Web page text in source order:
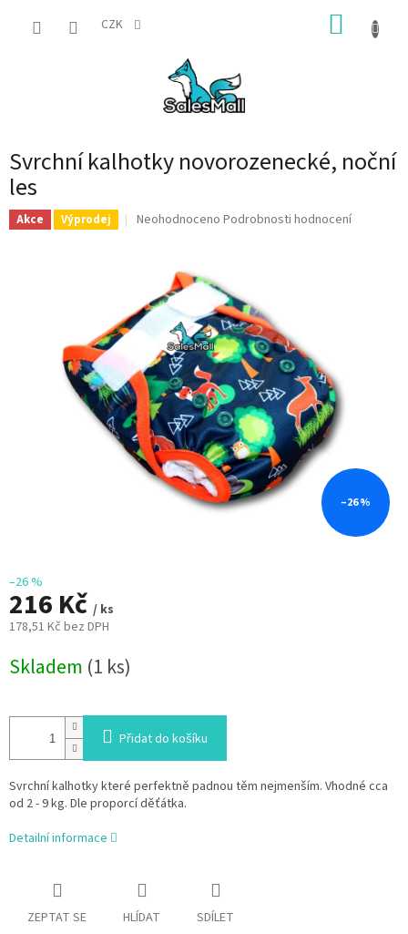
CZK
Svrchní kalhotky novorozenecké, noční
les
Akce Výprodej
Průměrné
z
5
hvězdiček.
Neohodnoceno Podrobnosti hodnocení
–26 %
–26 %
216 Kč / ks
178,51 Kč bez DPH
cena:
Skladem (1 ks)
Přidat do košíku
Svrchní kalhotky které perfektně padnou těm nejmenším. Vhodné cca
od 2 - 9 kg. Dle proporcí děťátka.
Detailní informace
ZEPTAT SE HLÍDAT SDÍLET